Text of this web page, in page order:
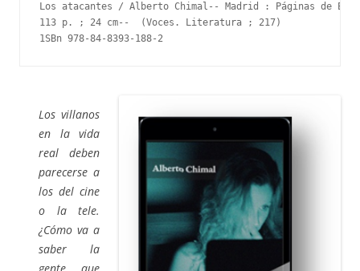
Los atacantes / Alberto Chimal-- Madrid : Páginas de
113 p. ; 24 cm--  (Voces. Literatura ; 217)
1SBn 978-84-8393-188-2
Los villanos
en la vida
real deben
parecerse a
los del cine
o la tele.
¿Cómo va a
saber la